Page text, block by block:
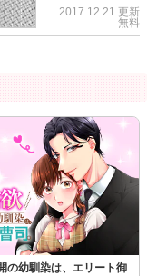
2017.12.21 更新
無料
コメントを見る
の幼馴染は、エリート御